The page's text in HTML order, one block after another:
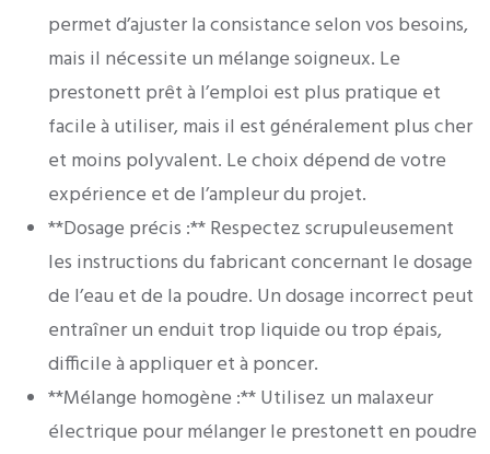
permet d’ajuster la consistance selon vos besoins,
mais il nécessite un mélange soigneux. Le
prestonett prêt à l’emploi est plus pratique et
facile à utiliser, mais il est généralement plus cher
et moins polyvalent. Le choix dépend de votre
expérience et de l’ampleur du projet.
**Dosage précis :** Respectez scrupuleusement
les instructions du fabricant concernant le dosage
de l’eau et de la poudre. Un dosage incorrect peut
entraîner un enduit trop liquide ou trop épais,
difficile à appliquer et à poncer.
**Mélange homogène :** Utilisez un malaxeur
électrique pour mélanger le prestonett en poudre